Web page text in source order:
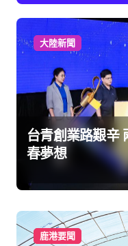
大陸新聞
台青創業路艱辛
春夢想
鹿港要聞